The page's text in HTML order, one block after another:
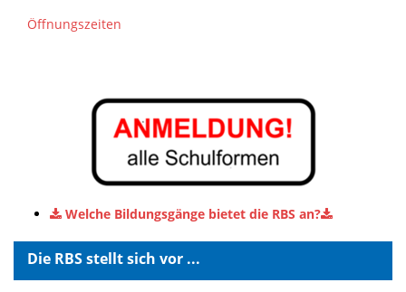
Welche Bildungsgänge bietet die RBS an?
Die RBS stellt sich vor ...
Öffnungszeiten